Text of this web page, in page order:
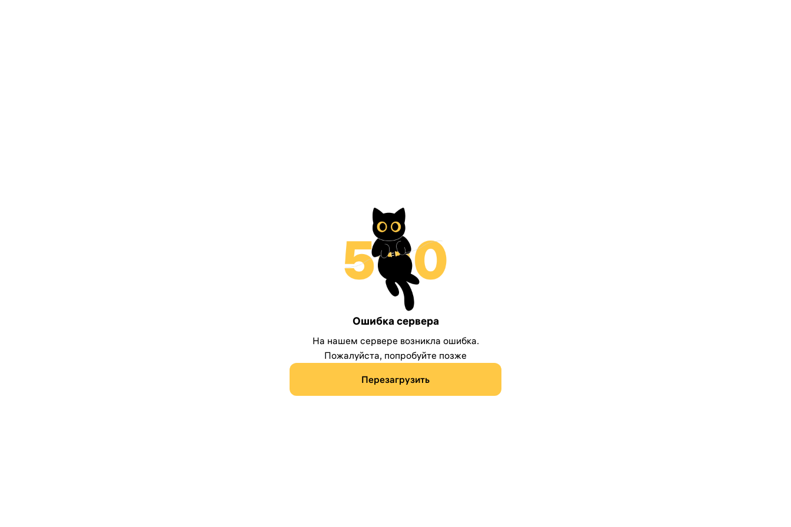
Ошибка сервера
На нашем сервере возникла ошибка.
Пожалуйста, попробуйте позже
Перезагрузить